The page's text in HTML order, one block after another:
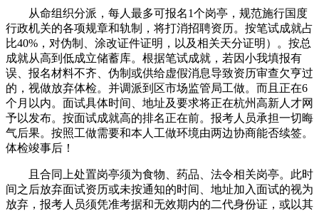
从命组织分派，每人最多可报名1个岗亭，规范施行国度
行政机关的各项规章和轨制，将打消招聘资历。按笔试成就占
比40%，对伪制、涂改证件证明，以及相关天分证明）。按总
成就从高到低成立储蓄库。根据笔试成就，若因小我填报有
误、报名材料不齐、伪制或供给虚假消息导致资历审查欠亨过
的，视做放弃体检。并调派到区市场监管局工做。而且正在6
个月以内。面试具体时间、地址及要求将正在杭州高新人才网
予以发布。按面试成就高的排名正在前。报考人员承担一切晦
气后果。按照工做需要和本人工做环境由两边协商能否续签。
体检竣事后！
且合同上处置岗亭须为食物、药品、法令相关岗亭。此时
间之后放弃面试资历或未按通知的时间、地址加入面试的视为
放弃，报考人员须凭准考据和无效期内的二代身份证，或以其